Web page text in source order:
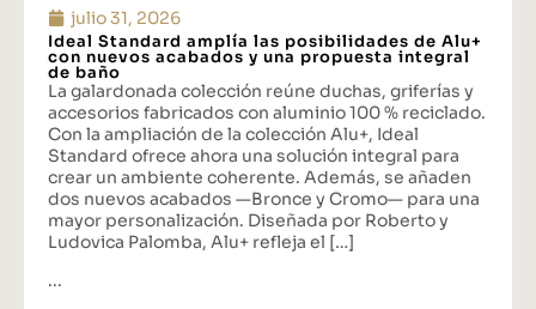
julio 31, 2026
Ideal Standard amplía las posibilidades de Alu+
con nuevos acabados y una propuesta integral
de baño
La galardonada colección reúne duchas, griferías y
accesorios fabricados con aluminio 100 % reciclado.
Con la ampliación de la colección Alu+, Ideal
Standard ofrece ahora una solución integral para
crear un ambiente coherente. Además, se añaden
dos nuevos acabados —Bronce y Cromo— para una
mayor personalización. Diseñada por Roberto y
Ludovica Palomba, Alu+ refleja el […]